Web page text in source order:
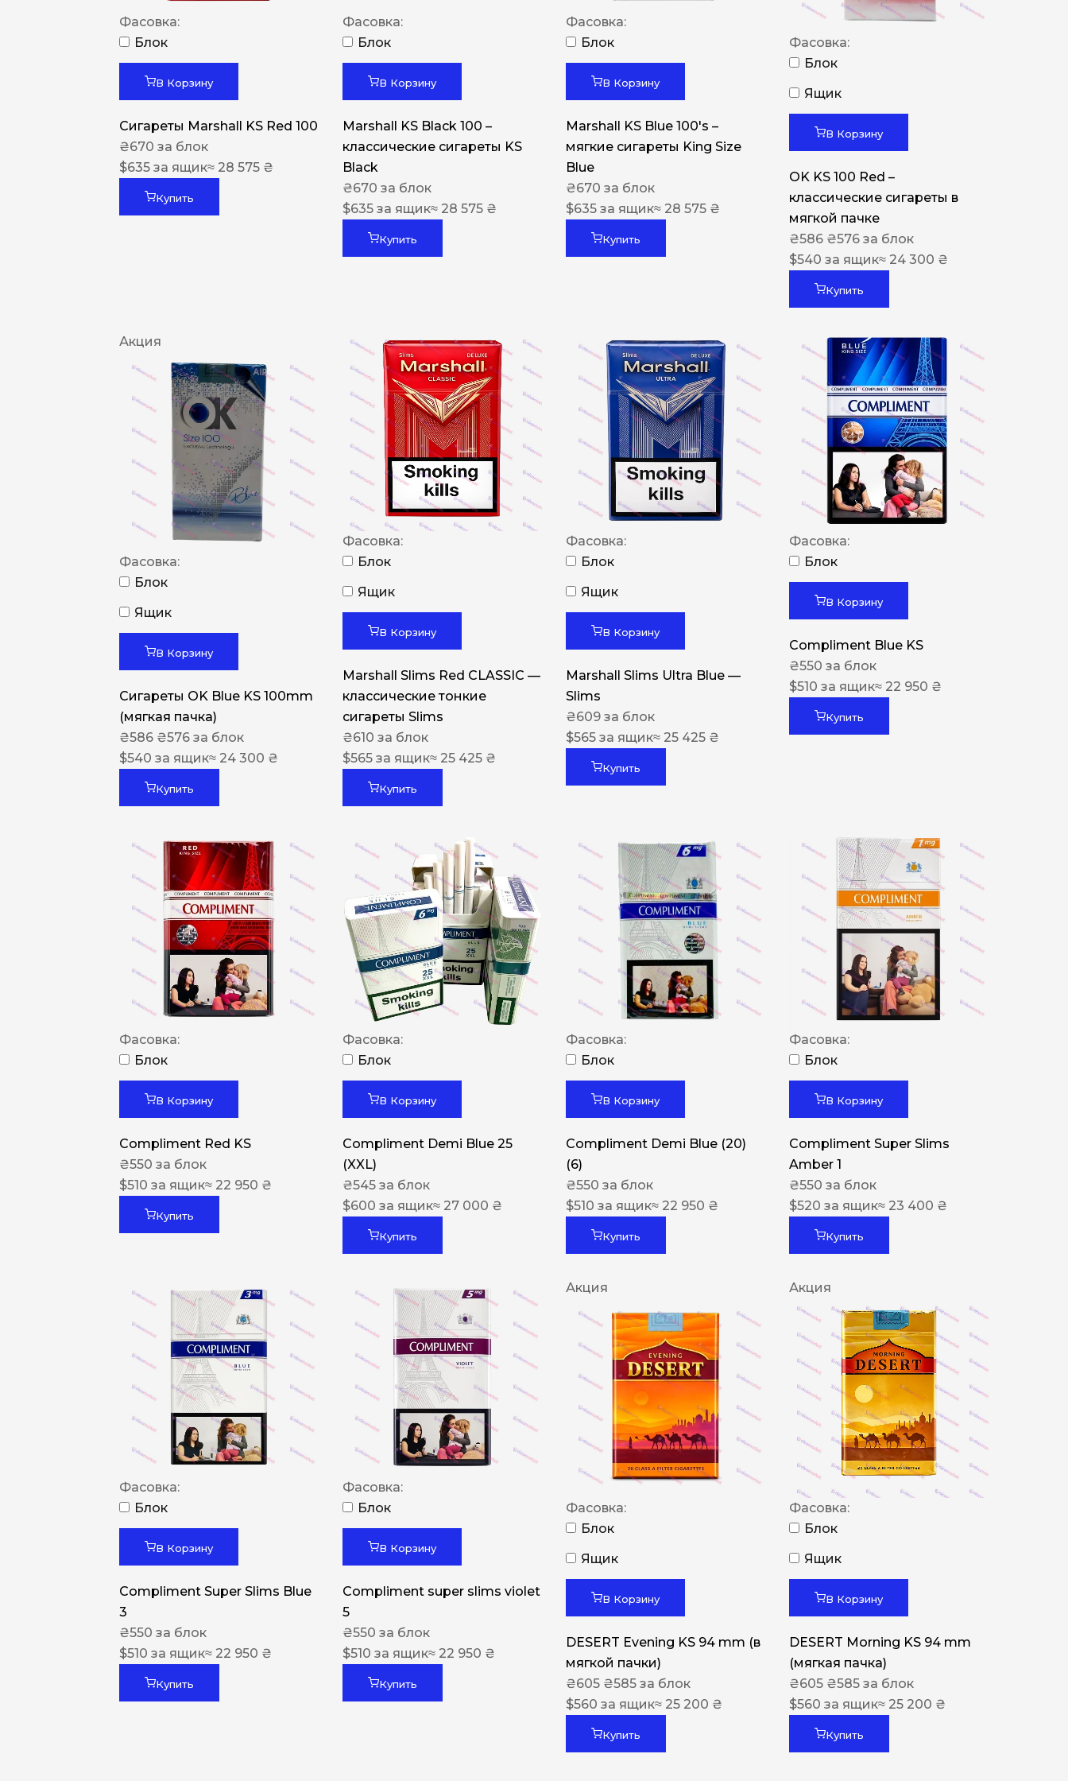
Manchester
Nistru
Leana
Montecristo
MONUS
NERO
NERO
Гуцульскі
Italian Blend 821
OSCAR
Dandy
Arizona
Сигарети LD
Фасовка:
Блок
В Корзину
Сигареты Marshall KS Red 100
₴670 за блок
$635 за ящик≈ 28 575 ₴
Купить
Фасовка:
Блок
В Корзину
Marshall KS Black 100 –
классические сигареты KS
Black
₴670 за блок
$635 за ящик≈ 28 575 ₴
Купить
Фасовка:
Блок
В Корзину
Marshall KS Blue 100's –
мягкие сигареты King Size
Blue
₴670 за блок
$635 за ящик≈ 28 575 ₴
Купить
Фасовка:
Блок
Ящик
В Корзину
OK KS 100 Red –
классические сигареты в
мягкой пачке
₴586 ₴576 за блок
$540 за ящик≈ 24 300 ₴
Купить
Акция
Фасовка:
Блок
Ящик
В Корзину
Сигареты OK Blue KS 100mm
(мягкая пачка)
₴586 ₴576 за блок
$540 за ящик≈ 24 300 ₴
Купить
Фасовка:
Блок
Ящик
В Корзину
Marshall Slims Red CLASSIC —
классические тонкие
сигареты Slims
₴610 за блок
$565 за ящик≈ 25 425 ₴
Купить
Фасовка:
Блок
Ящик
В Корзину
Marshall Slims Ultra Blue —
Slims
₴609 за блок
$565 за ящик≈ 25 425 ₴
Купить
Фасовка:
Блок
В Корзину
Compliment Blue KS
₴550 за блок
$510 за ящик≈ 22 950 ₴
Купить
Фасовка:
Блок
В Корзину
Compliment Red KS
₴550 за блок
$510 за ящик≈ 22 950 ₴
Купить
Фасовка:
Блок
В Корзину
Compliment Demi Blue 25
(XXL)
₴545 за блок
$600 за ящик≈ 27 000 ₴
Купить
Фасовка:
Блок
В Корзину
Compliment Demi Blue (20)
(6)
₴550 за блок
$510 за ящик≈ 22 950 ₴
Купить
Фасовка:
Блок
В Корзину
Compliment Super Slims
Amber 1
₴550 за блок
$520 за ящик≈ 23 400 ₴
Купить
Фасовка:
Блок
В Корзину
Compliment Super Slims Blue
3
₴550 за блок
$510 за ящик≈ 22 950 ₴
Купить
Фасовка:
Блок
В Корзину
Compliment super slims violet
5
₴550 за блок
$510 за ящик≈ 22 950 ₴
Купить
Акция
Фасовка:
Блок
Ящик
В Корзину
DESERT Evening KS 94 mm (в
мягкой пачки)
₴605 ₴585 за блок
$560 за ящик≈ 25 200 ₴
Купить
Акция
Фасовка:
Блок
Ящик
В Корзину
DESERT Morning KS 94 mm
(мягкая пачка)
₴605 ₴585 за блок
$560 за ящик≈ 25 200 ₴
Купить